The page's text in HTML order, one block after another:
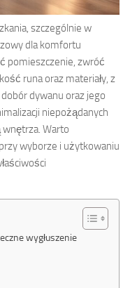
szczególnie w
dla komfortu
pomieszczenie, zwróć
runa oraz materiały, z
dywanu oraz jego
niepożądanych
Warto
wyborze i użytkowaniu
wygłuszenie